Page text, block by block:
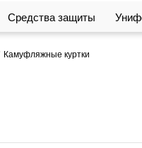
Средства защиты
Камуфляжные куртки